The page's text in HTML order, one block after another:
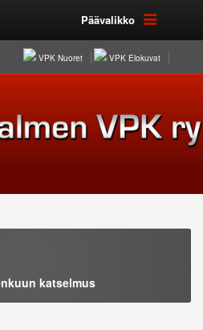
Päävalikko
VPK Nuoret VPK Elokuvat
katselmus